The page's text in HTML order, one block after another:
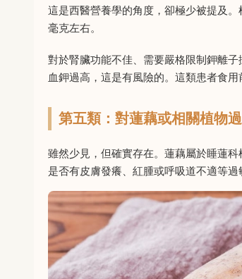
這是西醫營養學的角度，卻極少被提及
毫克左右。
對於腎臟功能不佳、需要嚴格限制鉀離
血鉀過高，這是有風險的。這類患者食
第五類：對蓮藕或相關植物
雖然少見，但確實存在。蓮藕屬於睡蓮
是否有皮膚發癢、紅腫或呼吸道不適等過